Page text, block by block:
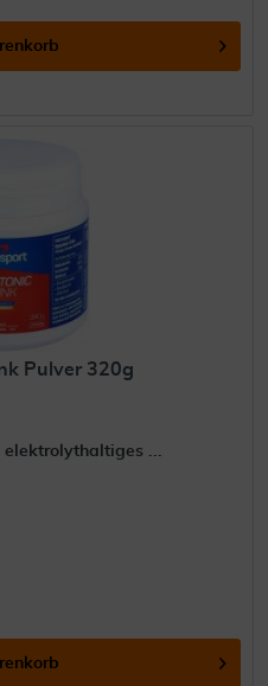
Pulver 320g
elektrolythaltiges ...